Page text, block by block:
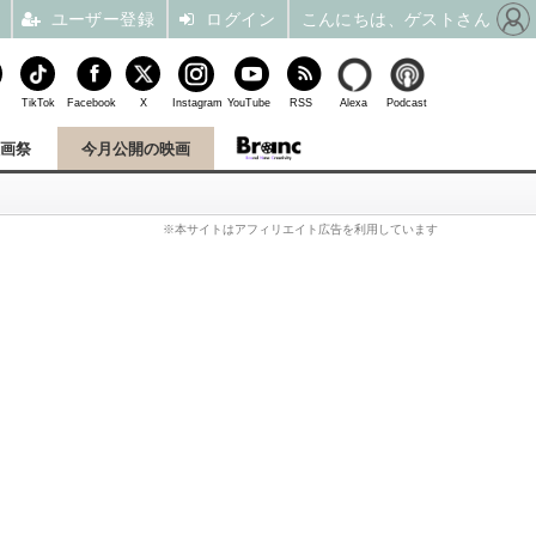
祭 今月公開の映画
※本サイトはアフィリエイト広告を利用しています
TikTok Facebook X Instagram YouTube RSS Alexa Podcast
ユーザー登録 ログイン こんにちは、ゲストさん